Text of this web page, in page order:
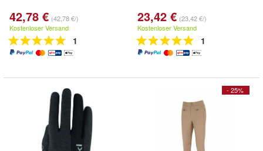
42,78 € (42,78 €/)
Kostenloser Versand
1
23,42 € (23,42 €/)
Kostenloser Versand
1
- 25%